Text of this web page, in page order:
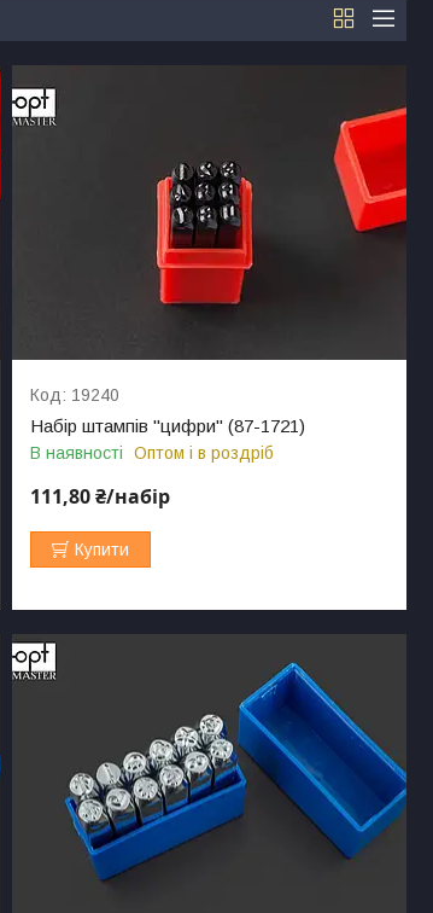
19240
Набір штампів "цифри" (87-1721)
В наявності Оптом і в роздріб
111,80 ₴/набір
Купити